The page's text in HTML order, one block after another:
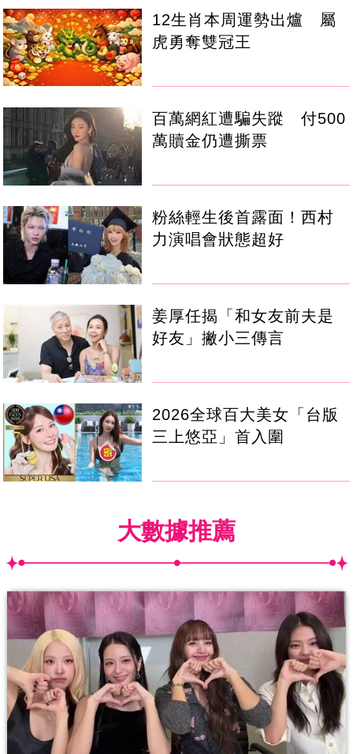
12生肖本周運勢出爐 屬
虎勇奪雙冠王
百萬網紅遭騙失蹤 付500
萬贖金仍遭撕票
粉絲輕生後首露面！西村
力演唱會狀態超好
姜厚任揭「和女友前夫是
好友」撇小三傳言
2026全球百大美女「台版
三上悠亞」首入圍
大數據推薦